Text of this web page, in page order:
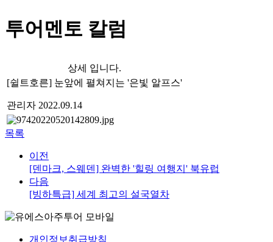
투어멘토 칼럼
상세 입니다.
[쉴트호른] 눈앞에 펼쳐지는 '은빛 알프스'
관리자 2022.09.14
목록
이전
[덴마크, 스웨덴] 완벽한 '힐링 여행지' 북유럽
다음
[빙하특급] 세계 최고의 설국열차
개인정보취급방침